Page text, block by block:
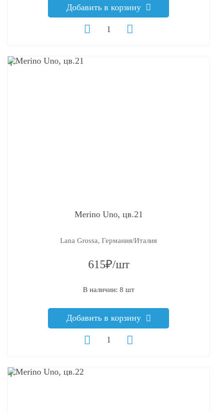
Добавить в корзину
q
Merino Uno, цв.21
Lana Grossa, Германия/Италия
615₽/шт
В наличии: 8 шт
Добавить в корзину
q